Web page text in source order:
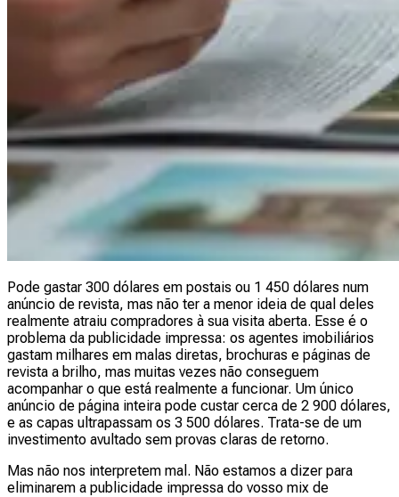
Pode gastar 300 dólares em postais ou 1 450 dólares num
anúncio de revista, mas não ter a menor ideia de qual deles
realmente atraiu compradores à sua visita aberta. Esse é o
problema da publicidade impressa: os agentes imobiliários
gastam milhares em malas diretas, brochuras e páginas de
revista a brilho, mas muitas vezes não conseguem
acompanhar o que está realmente a funcionar. Um único
anúncio de página inteira pode custar cerca de 2 900 dólares,
e as capas ultrapassam os 3 500 dólares. Trata-se de um
investimento avultado sem provas claras de retorno.
Mas não nos interpretem mal. Não estamos a dizer para
eliminarem a publicidade impressa do vosso mix de